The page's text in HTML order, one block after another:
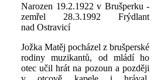
Narozen 19.2.1922 v Brušperku -
zemřel 28.3.1992 Frýdlant
nad Ostravicí
Jožka Matěj pocházel z brušperské
rodiny muzikantů, od mládí ho
otec učil hrát na pozoun a později